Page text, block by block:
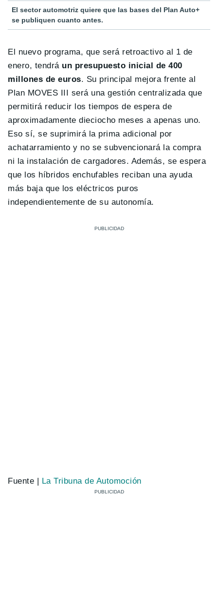
El sector automotriz quiere que las bases del Plan Auto+
se publiquen cuanto antes.
El nuevo programa, que será retroactivo al 1 de
enero, tendrá un presupuesto inicial de 400
millones de euros. Su principal mejora frente al
Plan MOVES III será una gestión centralizada que
permitirá reducir los tiempos de espera de
aproximadamente dieciocho meses a apenas uno.
Eso sí, se suprimirá la prima adicional por
achatarramiento y no se subvencionará la compra
ni la instalación de cargadores. Además, se espera
que los híbridos enchufables reciban una ayuda
más baja que los eléctricos puros
independientemente de su autonomía.
Fuente | La Tribuna de Automoción